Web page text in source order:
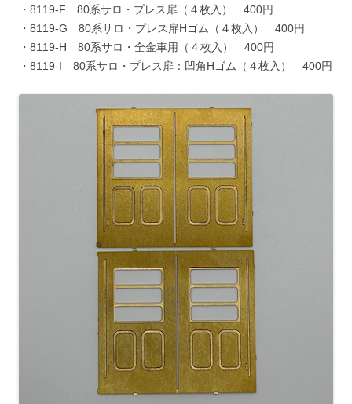
・8119-F 80系サロ・プレス扉（４枚入） 400円
・8119-G 80系サロ・プレス扉Hゴム（４枚入） 400円
・8119-H 80系サロ・全金車用（４枚入） 400円
・8119-I 80系サロ・プレス扉：凹角Hゴム（４枚入） 400円